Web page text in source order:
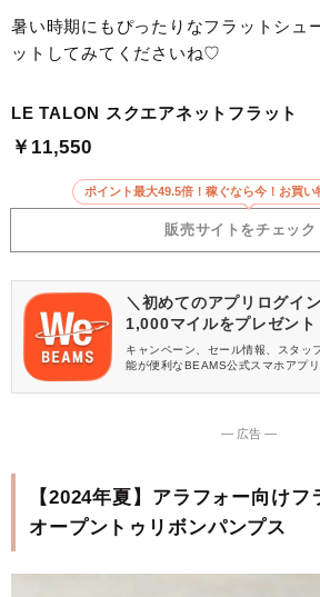
暑い時期にもぴったりなフラットシュ
ットしてみてくださいね♡
LE TALON スクエアネットフラット
￥11,550
ポイント最大49.5倍！稼ぐなら今！お買い
販売サイトをチェック
＼初めてのアプリログイ
1,000マイルをプレゼント
キャンペーン、セール情報、スタッ
能が便利なBEAMS公式スマホアプ
― 広告 ―
【2024年夏】アラフォー向け
オープントゥリボンパンプス